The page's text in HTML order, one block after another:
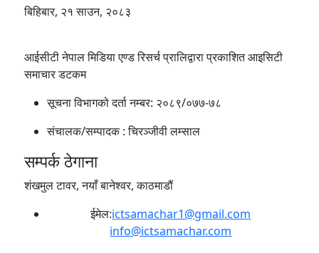
बिहिबार, २१ साउन, २०८३
आईसीटी नेपाल मिडिया एण्ड रिसर्च प्रालिद्वारा प्रकाशित आइसिटी
समाचार डटकम
सूचना विभागको दर्ता नम्बर: २०८९/०७७-७८
संचालक/सम्पादक :चिरञ्जीवी लम्साल
सम्पर्क ठेगाना
शंखमुल टावर, नयाँ बानेश्वर, काठमाडौं
ईमेल:ictsamachar1@gmail.com
info@ictsamachar.com